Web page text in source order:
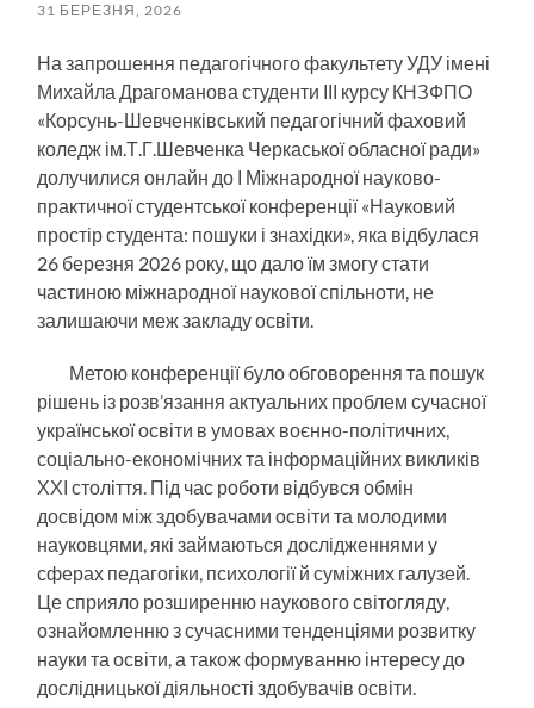
31 БЕРЕЗНЯ, 2026
На запрошення педагогічного факультету УДУ імені
Михайла Драгоманова студенти ІІІ курсу КНЗФПО
«Корсунь-Шевченківський педагогічний фаховий
коледж ім.Т.Г.Шевченка Черкаської обласної ради»
долучилися онлайн до І Міжнародної науково-
практичної студентської конференції «Науковий
простір студента: пошуки і знахідки», яка відбулася
26 березня 2026 року, що дало їм змогу стати
частиною міжнародної наукової спільноти, не
залишаючи меж закладу освіти.
Метою конференції було обговорення та пошук
рішень із розв’язання актуальних проблем сучасної
української освіти в умовах воєнно-політичних,
соціально-економічних та інформаційних викликів
ХХІ століття. Під час роботи відбувся обмін
досвідом між здобувачами освіти та молодими
науковцями, які займаються дослідженнями у
сферах педагогіки, психології й суміжних галузей.
Це сприяло розширенню наукового світогляду,
ознайомленню з сучасними тенденціями розвитку
науки та освіти, а також формуванню інтересу до
дослідницької діяльності здобувачів освіти.